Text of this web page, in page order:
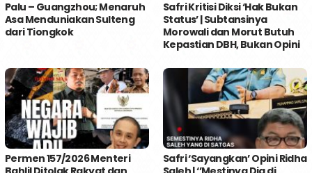
Palu – Guangzhou; Menaruh
Asa Menduniakan Sulteng
dari Tiongkok
Safri Kritisi Diksi ‘Hak Bukan
Status’ | Subtansinya
Morowali dan Morut Butuh
Kepastian DBH, Bukan Opini
Permen 157/2026 Menteri
Safri ‘Sayangkan’ Opini Ridha